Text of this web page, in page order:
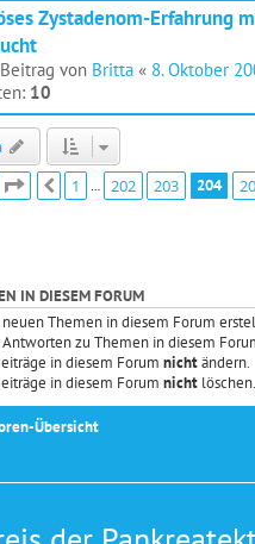
Zystadenom-Erfahrung
von Britta « 8. Oktober
10
Seite 204 von207
Vorherige
1 … 202 203 204
IN DIESEM FORUM
neuen Themen in diesem Forum
Antworten zu Themen in diesem
in diesem Forum nichtändern.
in diesem Forum nicht löschen.
Übersicht